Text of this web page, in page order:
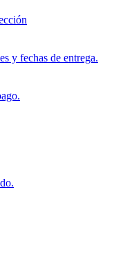
y fechas de entrega.